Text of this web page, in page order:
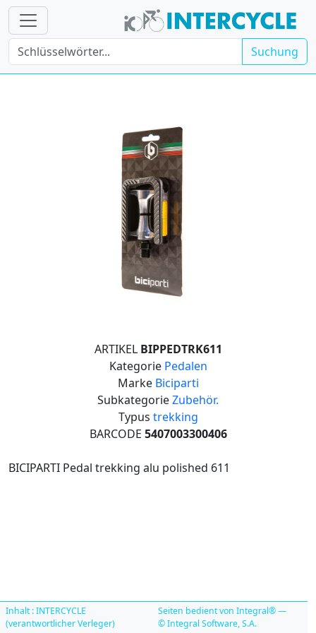
Suchung
ARTIKEL BIPPEDTRK611
Kategorie Pedalen
Marke Biciparti
SubkategorieZubehör.
Typus trekking
BARCODE 5407003300406
BICIPARTI Pedal trekking alu polished 611
Inhalt : INTERCYCLE
(verantwortlicher Verleger)
Seiten bedient von Integral® —
© Integral Software, S.A.